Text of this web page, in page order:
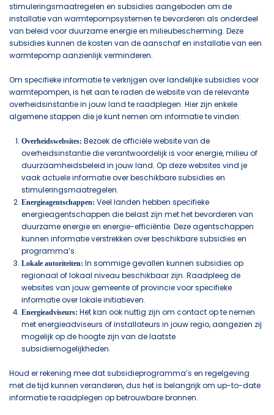
stimuleringsmaatregelen en subsidies aangeboden om de
installatie van warmtepompsystemen te bevorderen als onderdeel
van beleid voor duurzame energie en milieubescherming. Deze
subsidies kunnen de kosten van de aanschaf en installatie van een
warmtepomp aanzienlijk verminderen.
Om specifieke informatie te verkrijgen over landelijke subsidies voor
warmtepompen, is het aan te raden de website van de relevante
overheidsinstantie in jouw land te raadplegen. Hier zijn enkele
algemene stappen die je kunt nemen om informatie te vinden:
Overheidswebsites: Bezoek de officiële website van de
overheidsinstantie die verantwoordelijk is voor energie, milieu of
duurzaamheidsbeleid in jouw land. Op deze websites vind je
vaak actuele informatie over beschikbare subsidies en
stimuleringsmaatregelen.
Energieagentschappen: Veel landen hebben specifieke
energieagentschappen die belast zijn met het bevorderen van
duurzame energie en energie-efficiëntie. Deze agentschappen
kunnen informatie verstrekken over beschikbare subsidies en
programma’s.
Lokale autoriteiten: In sommige gevallen kunnen subsidies op
regionaal of lokaal niveau beschikbaar zijn. Raadpleeg de
websites van jouw gemeente of provincie voor specifieke
informatie over lokale initiatieven.
Energieadviseurs: Het kan ook nuttig zijn om contact op te nemen
met energieadviseurs of installateurs in jouw regio, aangezien zij
mogelijk op de hoogte zijn van de laatste
subsidiemogelijkheden.
Houd er rekening mee dat subsidieprogramma’s en regelgeving
met de tijd kunnen veranderen, dus het is belangrijk om up-to-date
informatie te raadplegen op betrouwbare bronnen.